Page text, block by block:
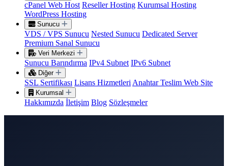
cPanel Web Host Reseller Hosting Kurumsal Hosting
WordPress Hosting
Sunucu
VDS / VPS Sunucu Nested Sunucu Dedicated Server
Premium Sanal Sunucu
Veri Merkezi
Sunucu Barındırma IPv4 Subnet IPv6 Subnet
Diğer
SSL Sertifikası Lisans Hizmetleri Anahtar Teslim Web Site
Kurumsal
Hakkımızda İletişim Blog Sözleşmeler